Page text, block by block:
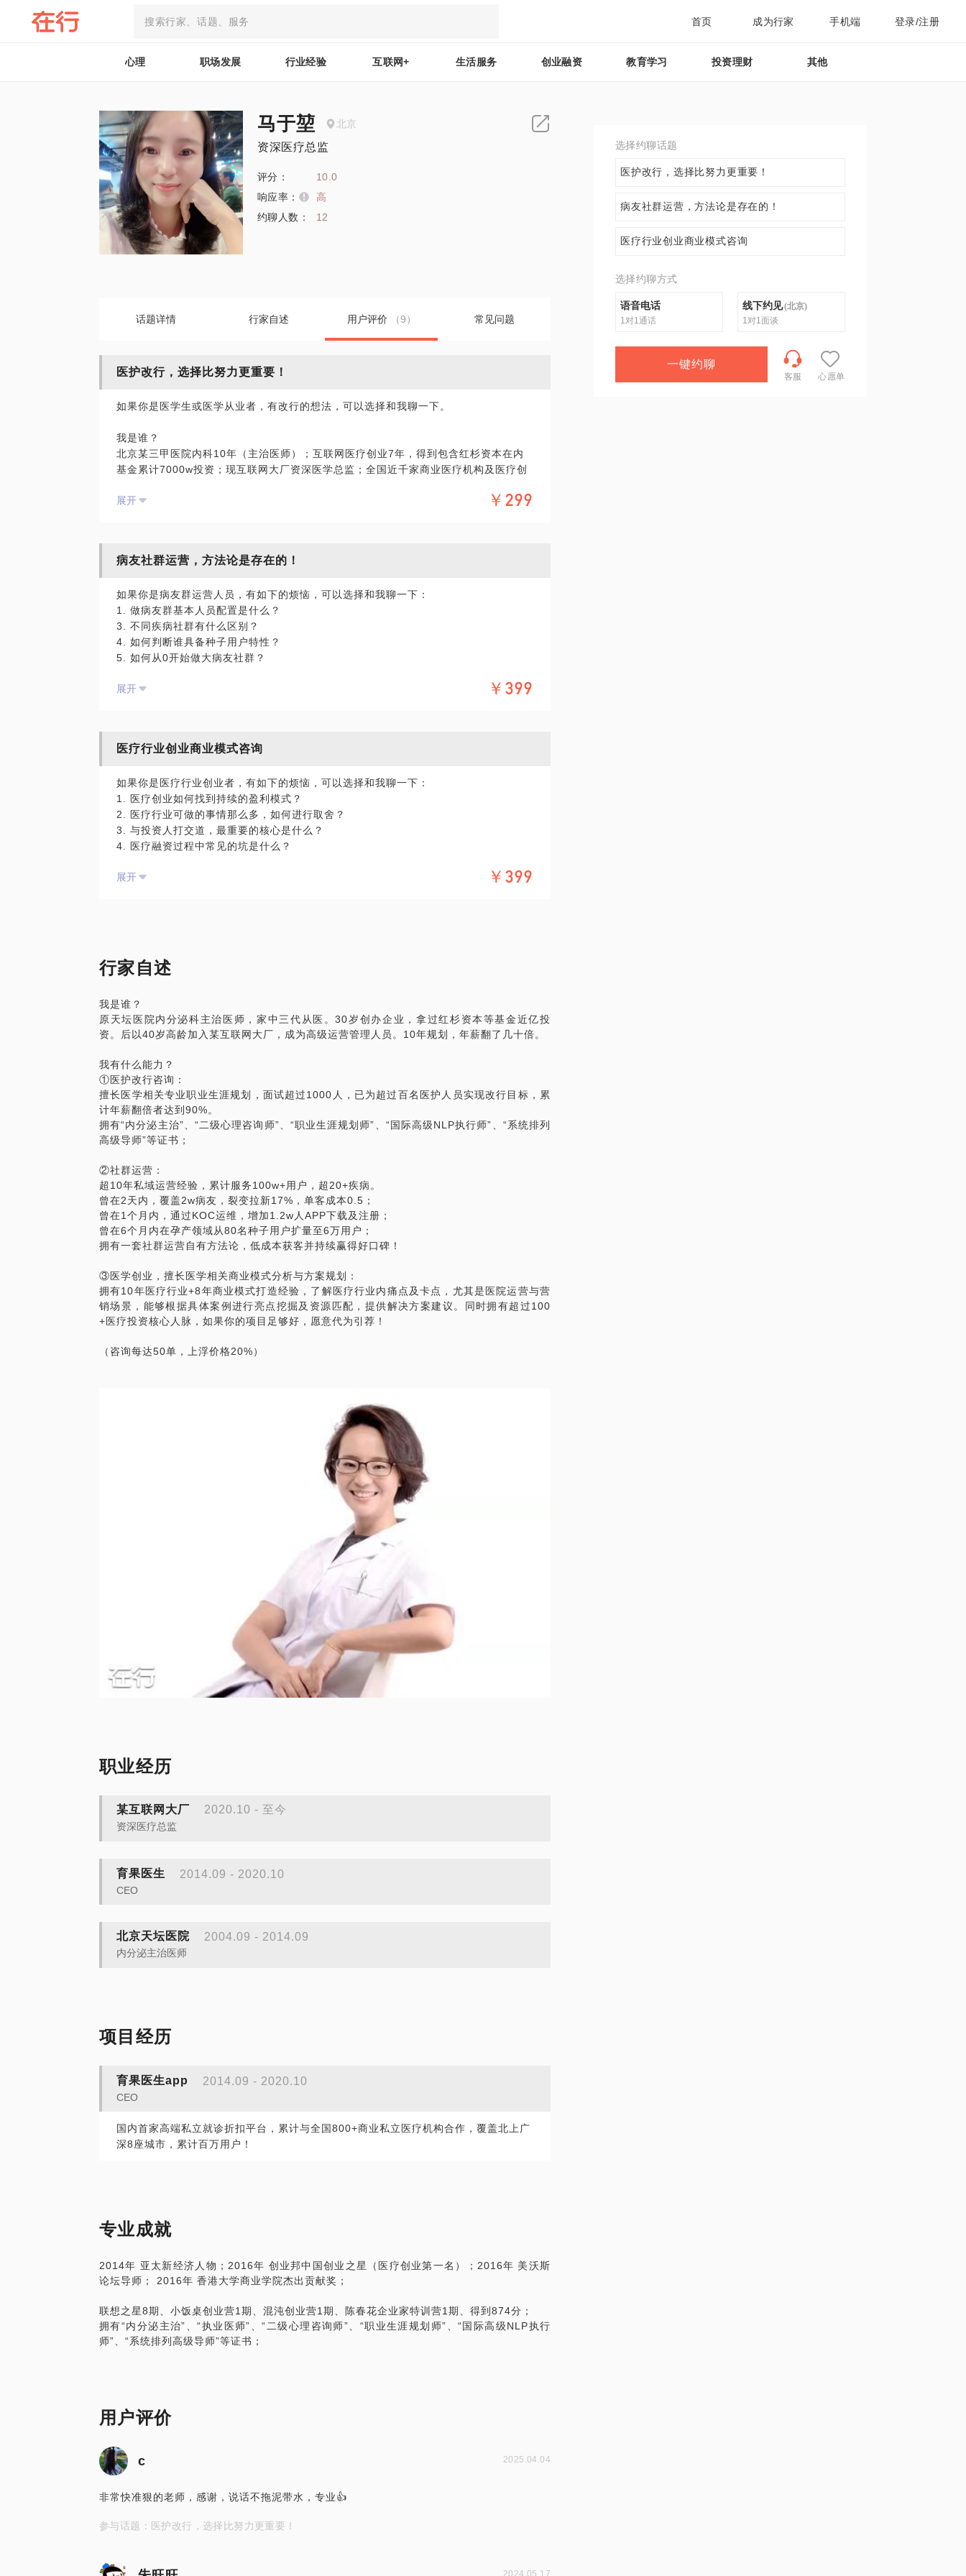
首页 成为行家 手机端 登录/注册
心理 职场发展 行业经验 互联网+ 生活服务 创业融资 教育学习 投资理财 其他
马于堃 北京
资深医疗总监
评分：
10.0
响应率：
高
约聊人数：
12
话题详情 行家自述 用户评价 （9） 常见问题
医护改行，选择比努力更重要！
如果你是医学生或医学从业者，有改行的想法，可以选择和我聊一下。
我是谁？
北京某三甲医院内科10年（主治医师）；互联网医疗创业7年，得到包含红杉资本在内
基金累计7000w投资；现互联网大厂资深医学总监；全国近千家商业医疗机构及医疗创
个人成就：
美沃斯论坛导师； 2016年 香港大学商业学院杰出贡献奖；
联想之星8期、小饭桌创业营1期、混沌创业营1期、陈春花企业家特训营1期、得到874
分；
“二级心理咨询师”、“职业生涯规划师”、“国际高级NLP执行师”、“系统排列高级导师”等
证书；
我能为你做什么？
4. 咨询后1个月内提供反馈加赠30分钟线上咨询跟进；
如果你有如下烦恼：
1. 我是否要改换专业？
2. 我是否要离开医疗行业？
3. 离开医疗工作后，我有什么选择？
4. 从医院离职，第一份工作应该如何选择？
6. 医学生改行，互联网有哪些适合我的职位？
欢迎联系，每增加50人咨询，价格提升20%！
展开 ￥299
病友社群运营，方法论是存在的！
如果你是病友群运营人员，有如下的烦恼，可以选择和我聊一下：
1. 做病友群基本人员配置是什么？
3. 不同疾病社群有什么区别？
4. 如何判断谁具备种子用户特性？
5. 如何从0开始做大病友社群？
7. 病友社群盈利路径都有哪些？
我是谁？
基金累计7000w投资；现互联网大厂资深医学总监；全国近千家商业医疗机构及医疗创
业公司人脉网络；生涯规划践行者，10年薪资翻了几十倍；
我做过什么？
超10年私域运营经验，累计服务100w+用户，超20+疾病。
曾在6个月内在孕产领域从80名种子用户扩量至6万用户；
展开 ￥399
医疗行业创业商业模式咨询
如果你是医疗行业创业者，有如下的烦恼，可以选择和我聊一下：
1. 医疗创业如何找到持续的盈利模式？
2. 医疗行业可做的事情那么多，如何进行取舍？
3. 与投资人打交道，最重要的核心是什么？
4. 医疗融资过程中常见的坑是什么？
6. 医疗创业合伙制，股权设置如何最合理？
基金累计7000w投资；现互联网大厂资深医学总监；全国近千家商业医疗机构及医疗创
业公司人脉网络；生涯规划践行者，10年薪资翻了几十倍；
我做过什么？
拥有10年医疗行业+8年商业模式打造经验，了解医疗行业内痛点及卡点，尤其是医院运
营与营销场景，能够根据具体案例进行亮点挖掘及资源匹配，提供解决方案建议。同时
欢迎联系，每增加50人咨询，价格提升20%！
展开 ￥399
行家自述
我是谁？
原天坛医院内分泌科主治医师，家中三代从医。30岁创办企业，拿过红杉资本等基金近亿投
资。后以40岁高龄加入某互联网大厂，成为高级运营管理人员。10年规划，年薪翻了几十倍。
我有什么能力？
①医护改行咨询：
擅长医学相关专业职业生涯规划，面试超过1000人，已为超过百名医护人员实现改行目标，累
计年薪翻倍者达到90%。
拥有“内分泌主治”、“二级心理咨询师”、“职业生涯规划师”、“国际高级NLP执行师”、“系统排列
高级导师”等证书；
②社群运营：
超10年私域运营经验，累计服务100w+用户，超20+疾病。
曾在2天内，覆盖2w病友，裂变拉新17%，单客成本0.5；
曾在1个月内，通过KOC运维，增加1.2w人APP下载及注册；
曾在6个月内在孕产领域从80名种子用户扩量至6万用户；
拥有一套社群运营自有方法论，低成本获客并持续赢得好口碑！
③医学创业，擅长医学相关商业模式分析与方案规划：
拥有10年医疗行业+8年商业模式打造经验，了解医疗行业内痛点及卡点，尤其是医院运营与营
销场景，能够根据具体案例进行亮点挖掘及资源匹配，提供解决方案建议。同时拥有超过100
+医疗投资核心人脉，如果你的项目足够好，愿意代为引荐！
（咨询每达50单，上浮价格20%）
职业经历
某互联网大厂 2020.10 - 至今
资深医疗总监
育果医生 2014.09 - 2020.10
CEO
北京天坛医院 2004.09 - 2014.09
内分泌主治医师
项目经历
育果医生app 2014.09 - 2020.10
CEO
国内首家高端私立就诊折扣平台，累计与全国800+商业私立医疗机构合作，覆盖北上广
深8座城市，累计百万用户！
专业成就
2014年 亚太新经济人物；2016年 创业邦中国创业之星（医疗创业第一名）；2016年 美沃斯
论坛导师； 2016年 香港大学商业学院杰出贡献奖；
联想之星8期、小饭桌创业营1期、混沌创业营1期、陈春花企业家特训营1期、得到874分；
拥有“内分泌主治”、“执业医师”、“二级心理咨询师”、“职业生涯规划师”、“国际高级NLP执行
师”、“系统排列高级导师”等证书；
用户评价
c 2025.04.04
非常快准狠的老师，感谢，说话不拖泥带水，专业👍
参与话题：医护改行，选择比努力更重要！
2024.05.17
选择约聊话题
医护改行，选择比努力更重要！
病友社群运营，方法论是存在的！
医疗行业创业商业模式咨询
选择约聊方式
语音电话
1对1通话
线下约见(北京)
1对1面谈
一键约聊
客服 心愿单